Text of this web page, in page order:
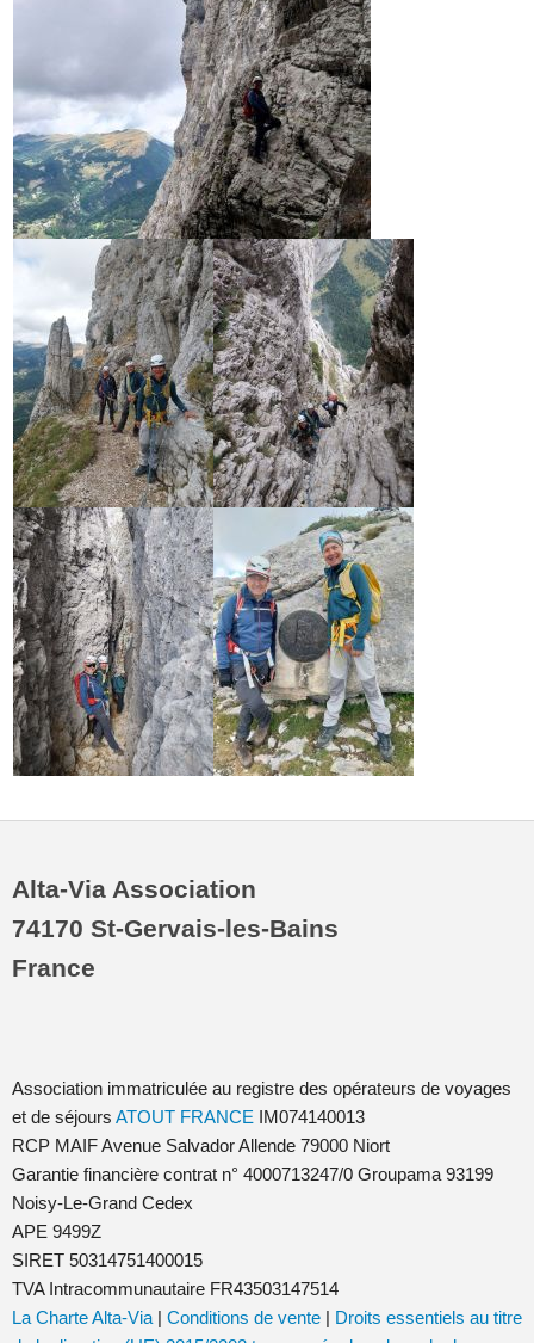
Alta-Via Association
74170 St-Gervais-les-Bains
France
Association immatriculée au registre des opérateurs de voyages
et de séjours ATOUT FRANCE IM074140013
RCP MAIF Avenue Salvador Allende 79000 Niort
Garantie financière contrat n° 4000713247/0 Groupama 93199
Noisy-Le-Grand Cedex
APE 9499Z
SIRET 50314751400015
TVA Intracommunautaire FR43503147514
La Charte Alta-Via | Conditions de vente | Droits essentiels au titre